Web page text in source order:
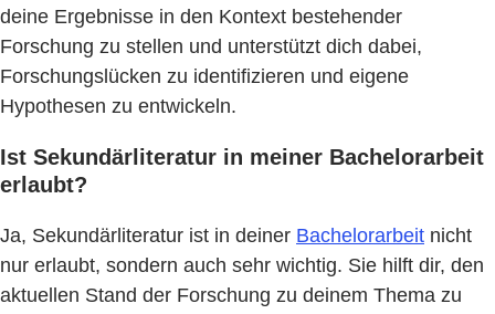
deine Ergebnisse in den Kontext bestehender
Forschung zu stellen und unterstützt dich dabei,
Forschungslücken zu identifizieren und eigene
Hypothesen zu entwickeln.
Ist Sekundärliteratur in meiner Bachelorarbeit
erlaubt?
Ja, Sekundärliteratur ist in deiner Bachelorarbeit nicht
nur erlaubt, sondern auch sehr wichtig. Sie hilft dir, den
aktuellen Stand der Forschung zu deinem Thema zu